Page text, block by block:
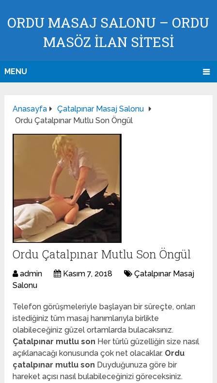
ORDU MASAJ SALONU – ORDU
MASÖZ İLAN SİTESİ
MENU
Anasayfa
Çatalpınar Masaj Salonu
Ordu Çatalpınar Mutlu Son Öngül
Ordu Çatalpınar Mutlu Son Öngül
admin Kasım 7, 2018
Çatalpınar Masaj
Salonu
Telefon görüşmeleriyle başlayan bir süreçte, onları
istediğiniz tüm masaj hanımlarıyla birlikte
olabileceğiniz güzel ortamlarda bulacaksınız.
Çatalpınar mutlu son Her türlü güzelliğin size nasıl
açıklanacağı konusunda çok net olacaklar. Ordu
çatalpınar mutlu son Duyduğunuza göre bir
hareket açısı nasıl bulabileceğinizi göreceksiniz.